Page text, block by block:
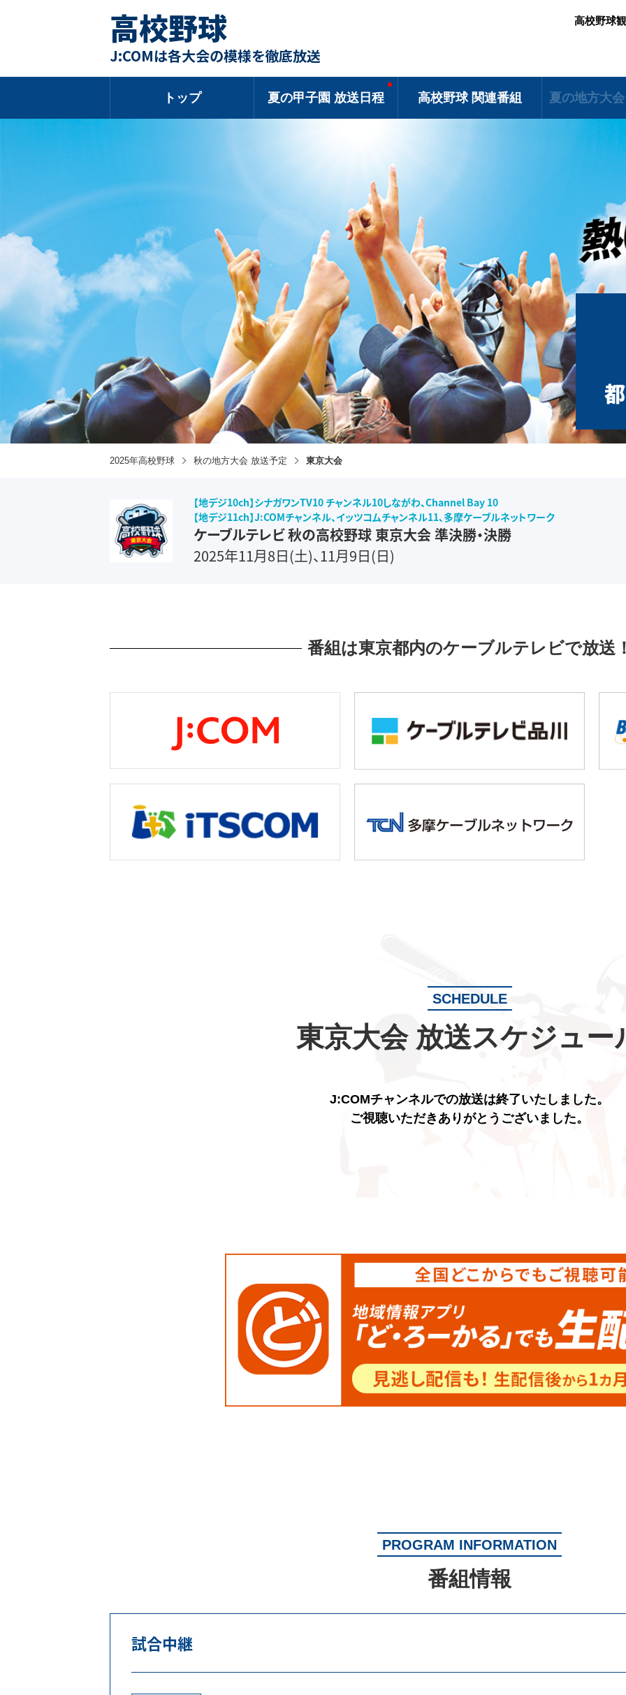
高校野球
J:COMは各大会の模様を徹底放送
高校野球
トップ 夏の甲子園 放送日程 高校野球 関連番組 夏の地方大
2025年高校野球 秋の地方大会 放送予定 東京大会
【地デジ10ch】シナガワンTV10 チャンネル10しながわ、Channel Bay 10
【地デジ11ch】J:COMチャンネル、イッツコムチャンネル11、多摩ケーブルネットワーク
ケーブルテレビ 秋の高校野球 東京大会 準決勝・決勝
2025年11月8日(土)、11月9日(日)
番組は東京都内のケーブルテレビで放送
SCHEDULE
東京大会 放送スケジュー
J:COMチャンネルでの放送は終了いたしました。
ご視聴いただきありがとうございました。
PROGRAM INFORMATION
番組情報
試合中継